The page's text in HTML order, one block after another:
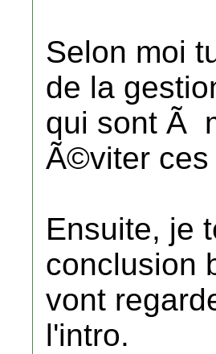
Selon moi
de la
qui sont Ã
Ã©viter ces
Ensuite, je
conclusion
vont
l'intro.